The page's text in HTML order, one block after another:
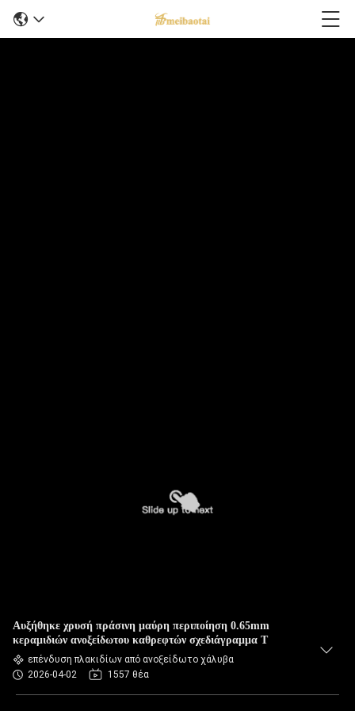
Αυξήθηκε χρυσή πράσινη μαύρη περιποίηση 0.65mm
κεραμιδιών ανοξείδωτου καθρεφτών σχεδιάγραμμα Τ
επένδυση πλακιδίων από ανοξείδωτο χάλυβα
2026-04-02
1557 θέα